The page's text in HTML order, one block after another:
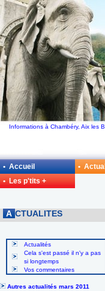
Informations à Chambéry, Aix les
A CTUALITES
Actualités
Cela s'est passé il n'y a pas
si longtemps
Vos commentaires
Autres actualités mars 2011
• Accueil •
• Les p'tits +